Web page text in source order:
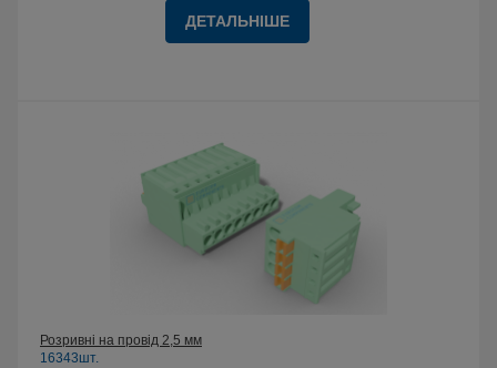
ДЕТАЛЬНІШЕ
Розривні на провід 2,5 мм
16343шт.